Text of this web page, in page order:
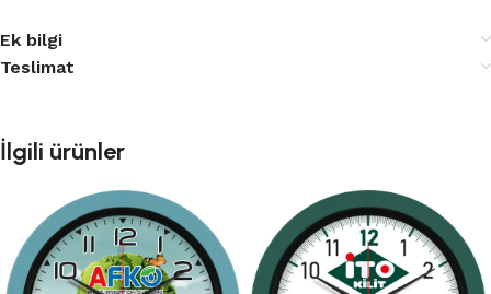
Ek bilgi
Teslimat
İlgili ürünler